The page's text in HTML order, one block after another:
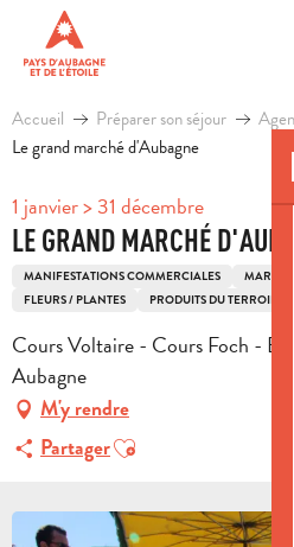
contenu
principal
Accueil Préparer son séjour
Le grand marché d'Aubagne
1 janvier > 31 décembre
LE GRAND MARCHÉ
MANIFESTATIONS COMMERCIALES MARCHÉ
FLEURS / PLANTES
PRODUITS DU TERROIR
Cours Voltaire - Cours Foch -
Aubagne
M'y rendre
PartagerAjouter aux favoris